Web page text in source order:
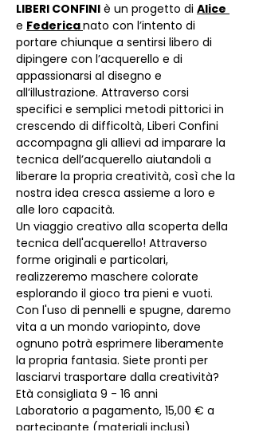
LIBERI CONFINI è un progetto di Alice
e Federica nato con l’intento di
portare chiunque a sentirsi libero di
dipingere con l’acquerello e di
appassionarsi al disegno e
all’illustrazione. Attraverso corsi
specifici e semplici metodi pittorici in
crescendo di difficoltà, Liberi Confini
accompagna gli allievi ad imparare la
tecnica dell’acquerello aiutandoli a
liberare la propria creatività, così che la
nostra idea cresca assieme a loro e
alle loro capacità.
Un viaggio creativo alla scoperta della
tecnica dell'acquerello! Attraverso
forme originali e particolari,
realizzeremo maschere colorate
esplorando il gioco tra pieni e vuoti.
Con l'uso di pennelli e spugne, daremo
vita a un mondo variopinto, dove
ognuno potrà esprimere liberamente
la propria fantasia. Siete pronti per
lasciarvi trasportare dalla creatività?
Età consigliata 9 - 16 anni
Laboratorio a pagamento, 15,00 € a
partecipante (materiali inclusi)